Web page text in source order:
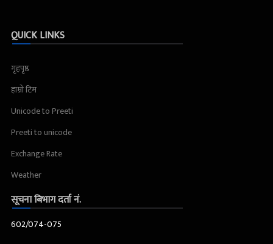
QUICK LINKS
गृहपृष्ठ
हाम्रो टिम
Unicode to Preeti
Preeti to unicode
Exchange Rate
Weather
सूचना बिभाग दर्ता नं.
602/074-075